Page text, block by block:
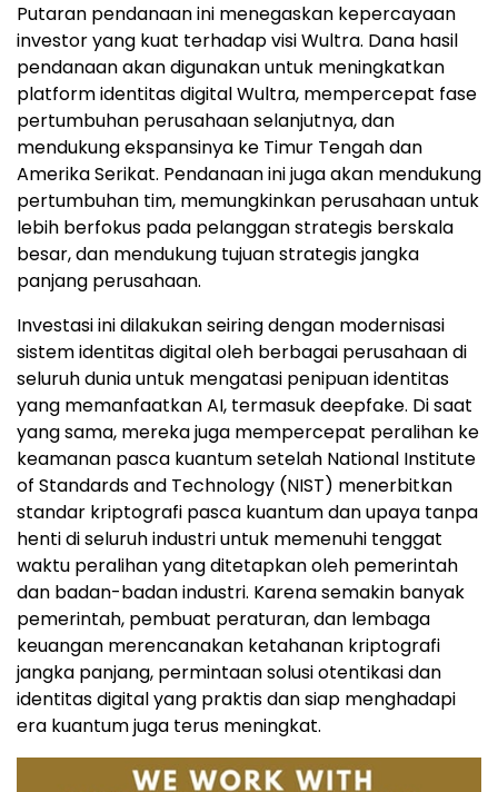
Putaran pendanaan ini menegaskan kepercayaan
investor yang kuat terhadap visi Wultra. Dana hasil
pendanaan akan digunakan untuk meningkatkan
platform identitas digital Wultra, mempercepat fase
pertumbuhan perusahaan selanjutnya, dan
mendukung ekspansinya ke Timur Tengah dan
Amerika Serikat. Pendanaan ini juga akan mendukung
pertumbuhan tim, memungkinkan perusahaan untuk
lebih berfokus pada pelanggan strategis berskala
besar, dan mendukung tujuan strategis jangka
panjang perusahaan.
Investasi ini dilakukan seiring dengan modernisasi
sistem identitas digital oleh berbagai perusahaan di
seluruh dunia untuk mengatasi penipuan identitas
yang memanfaatkan AI, termasuk deepfake. Di saat
yang sama, mereka juga mempercepat peralihan ke
keamanan pasca kuantum setelah National Institute
of Standards and Technology (NIST) menerbitkan
standar kriptografi pasca kuantum dan upaya tanpa
henti di seluruh industri untuk memenuhi tenggat
waktu peralihan yang ditetapkan oleh pemerintah
dan badan-badan industri. Karena semakin banyak
pemerintah, pembuat peraturan, dan lembaga
keuangan merencanakan ketahanan kriptografi
jangka panjang, permintaan solusi otentikasi dan
identitas digital yang praktis dan siap menghadapi
era kuantum juga terus meningkat.